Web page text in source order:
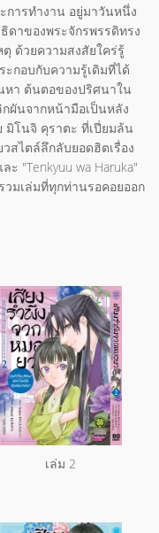
การทำงาน อยู่มาวันหนึ่ง
ดาของพระจักรพรรดิทรง
ด้วยความสงสัยใคร่รู้
ะกอบกับความรู้เดิมที่ได้
หา ต้นตอของปริศนาใน
ผันจากหน้ามือเป็นหลัง
โนจิ คุราตะ ที่เปี่ยมล้น
สไตล์ลึกลับยอดฮิตเรื่อง
ะ "Tenkyuu wa Haruka"
วมเล่มที่ทุกท่านรอคอยออก
เล่ม 2